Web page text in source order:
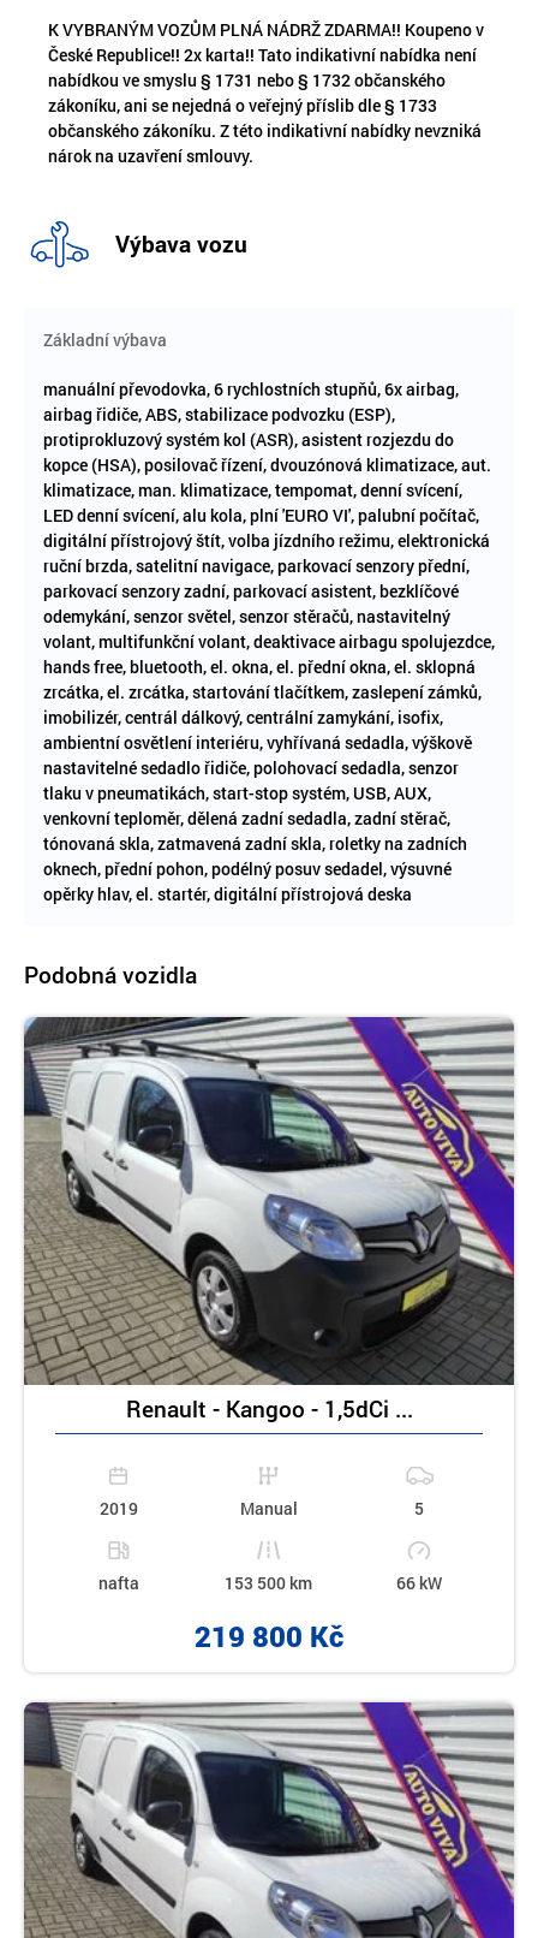
K VYBRANÝM VOZŮM PLNÁ NÁDRŽ ZDARMA!! Koupeno v
České Republice!! 2x karta!! Tato indikativní nabídka není
nabídkou ve smyslu § 1731 nebo § 1732 občanského
zákoníku, ani se nejedná o veřejný příslib dle § 1733
občanského zákoníku. Z této indikativní nabídky nevzniká
nárok na uzavření smlouvy.
Výbava vozu
Základní výbava
manuální převodovka, 6 rychlostních stupňů, 6x airbag,
airbag řidiče, ABS, stabilizace podvozku (ESP),
protiprokluzový systém kol (ASR), asistent rozjezdu do
kopce (HSA), posilovač řízení, dvouzónová klimatizace, aut.
klimatizace, man. klimatizace, tempomat, denní svícení,
LED denní svícení, alu kola, plní 'EURO VI', palubní počítač,
digitální přístrojový štít, volba jízdního režimu, elektronická
ruční brzda, satelitní navigace, parkovací senzory přední,
parkovací senzory zadní, parkovací asistent, bezklíčové
odemykání, senzor světel, senzor stěračů, nastavitelný
volant, multifunkční volant, deaktivace airbagu spolujezdce,
hands free, bluetooth, el. okna, el. přední okna, el. sklopná
zrcátka, el. zrcátka, startování tlačítkem, zaslepení zámků,
imobilizér, centrál dálkový, centrální zamykání, isofix,
ambientní osvětlení interiéru, vyhřívaná sedadla, výškově
nastavitelné sedadlo řidiče, polohovací sedadla, senzor
tlaku v pneumatikách, start-stop systém, USB, AUX,
venkovní teploměr, dělená zadní sedadla, zadní stěrač,
tónovaná skla, zatmavená zadní skla, roletky na zadních
oknech, přední pohon, podélný posuv sedadel, výsuvné
opěrky hlav, el. startér, digitální přístrojová deska
Podobná vozidla
Renault - Kangoo - 1,5dCi ...
2019 Manual 5
nafta 153 500 km 66 kW
219 800 Kč